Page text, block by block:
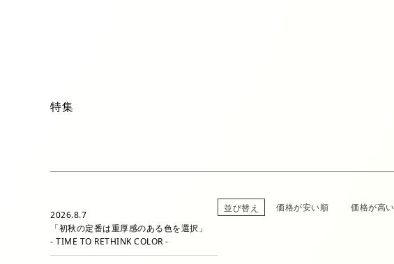
特集
2026.8.7
「初秋の定番は重厚感のある色を選択」
- TIME TO RETHINK COLOR -
並び替え 価格が安い順 価格が高